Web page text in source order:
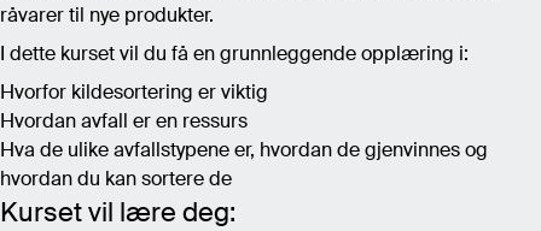
råvarer til nye produkter.
I dette kurset vil du få en grunnleggende opplæring i:
Hvorfor kildesortering er viktig
Hvordan avfall er en ressurs
Hva de ulike avfallstypene er, hvordan de gjenvinnes og
hvordan du kan sortere de
Kurset vil lære deg: